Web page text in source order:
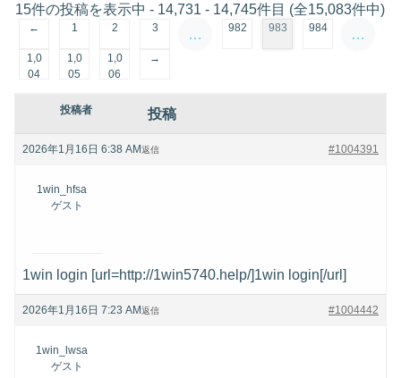
15件の投稿を表示中 - 14,731 - 14,745件目 (全15,083件中)
← 1 2 3 … 982 983 984 …
1,0
04
1,0
05
1,0
06
→
投稿者 投稿
2026年1月16日 6:38 AM #1004391
返信
1win_hfsa
ゲスト
1win login [url=http://1win5740.help/]1win login[/url]
2026年1月16日 7:23 AM #1004442
返信
1win_lwsa
ゲスト